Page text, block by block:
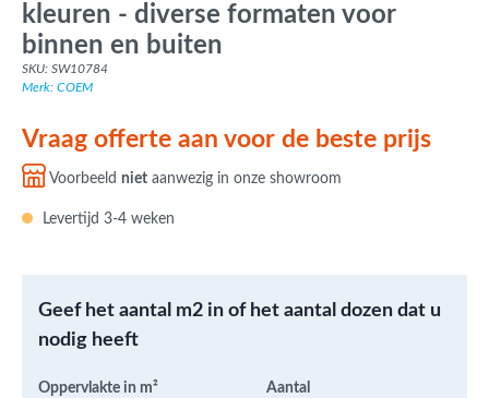
kleuren - diverse formaten voor
binnen en buiten
SKU: SW10784
Merk: COEM
Vraag offerte aan voor de beste prijs
Voorbeeld niet aanwezig in onze showroom
Levertijd 3-4 weken
Geef het aantal m2 in of het aantal dozen dat u
nodig heeft
Oppervlakte in m² Aantal